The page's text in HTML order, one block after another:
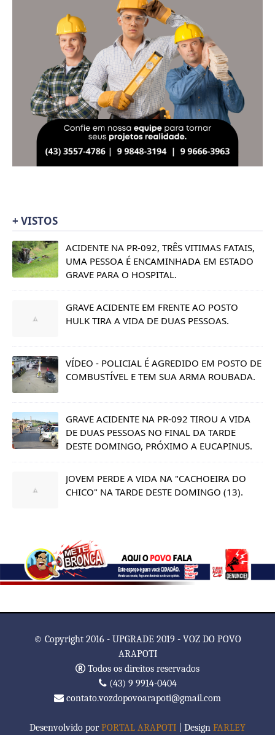
+ VISTOS
ACIDENTE NA PR-092, TRÊS VITIMAS FATAIS,
UMA PESSOA É ENCAMINHADA EM ESTADO
GRAVE PARA O HOSPITAL.
GRAVE ACIDENTE EM FRENTE AO POSTO
HULK TIRA A VIDA DE DUAS PESSOAS.
VÍDEO - POLICIAL É AGREDIDO EM POSTO DE
COMBUSTÍVEL E TEM SUA ARMA ROUBADA.
GRAVE ACIDENTE NA PR-092 TIROU A VIDA
DE DUAS PESSOAS NO FINAL DA TARDE
DESTE DOMINGO, PRÓXIMO A EUCAPINUS.
JOVEM PERDE A VIDA NA "CACHOEIRA DO
CHICO" NA TARDE DESTE DOMINGO (13).
© Copyright 2016 - UPGRADE 2019 - VOZ DO POVO
ARAPOTI
Todos os direitos reservados
(43) 9 9914-0404
contato.vozdopovoarapoti@gmail.com
Desenvolvido porPORTAL ARAPOTI | Design FARLEY